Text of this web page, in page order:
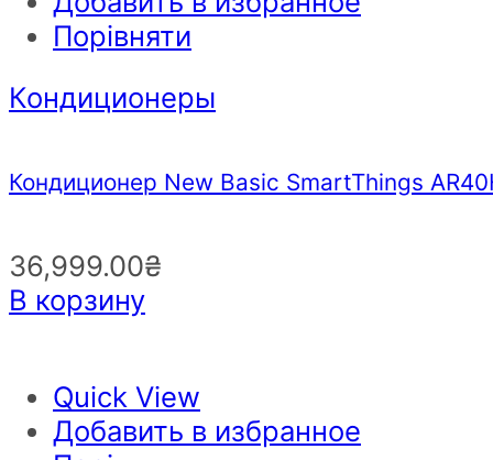
Порівняти
Кондиционеры
Кондиционер New Basic SmartThings
36,999.00₴
В корзину
Quick View
Добавить в избранное